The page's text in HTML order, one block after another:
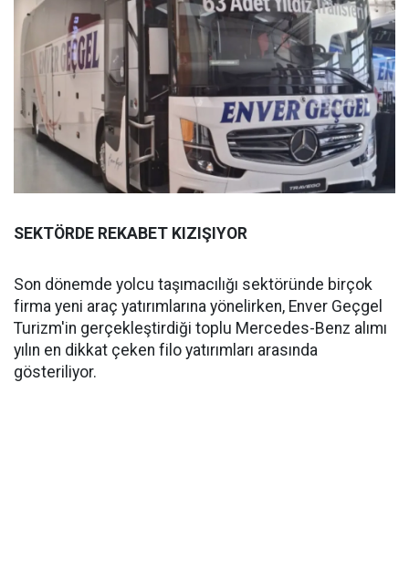
SEKTÖRDE REKABET KIZIŞIYOR
Son dönemde yolcu taşımacılığı sektöründe birçok
firma yeni araç yatırımlarına yönelirken, Enver Geçgel
Turizm'in gerçekleştirdiği toplu Mercedes-Benz alımı
yılın en dikkat çeken filo yatırımları arasında
gösteriliyor.